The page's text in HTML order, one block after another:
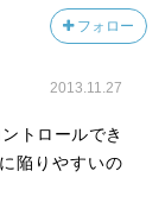
フォロー
2013.11.27
トロールでき
陥りやすいの